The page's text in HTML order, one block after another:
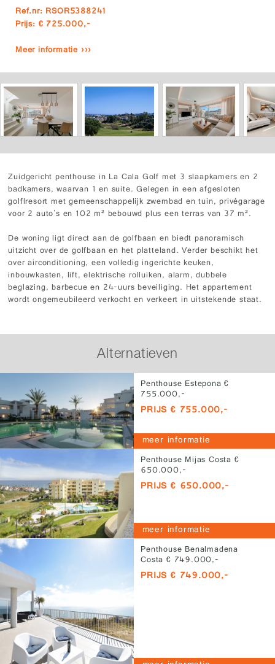
Ref.nr: RSOR5388241
Prijs: € 725.000,-
Meer informatie ›››
Zuidgericht penthouse in La Cala Golf met 3 slaapkamers en 2
badkamers, waarvan 1 en suite. Gelegen in een afgesloten
golflresort met gemeenschappelijk zwembad en tuin, privégarage
voor 2 auto's en 102 m² bebouwd plus een terras van 37 m².
De woning ligt direct aan de golfbaan en biedt panoramisch
uitzicht over de golfbaan en het platteland. Verder beschikt het
over airconditioning, een volledig ingerichte keuken,
inbouwkasten, lift, elektrische rolluiken, alarm, dubbele
beglazing, barbecue en 24-uurs beveiliging. Het appartement
wordt ongemeubileerd verkocht en verkeert in uitstekende staat.
Alternatieven
Penthouse Estepona €
755.000,-
PRIJS € 755.000,-
meer informatie
Penthouse Mijas Costa €
650.000,-
PRIJS € 650.000,-
meer informatie
Penthouse Benalmadena
Costa € 749.000,-
PRIJS € 749.000,-